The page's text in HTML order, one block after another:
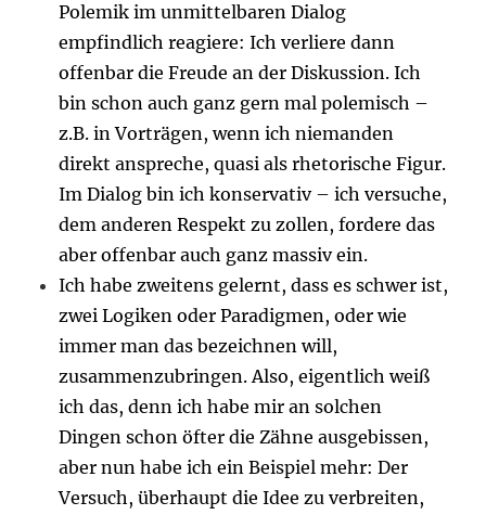
Polemik im unmittelbaren Dialog
empfindlich reagiere: Ich verliere dann
offenbar die Freude an der Diskussion. Ich
bin schon auch ganz gern mal polemisch –
z.B. in Vorträgen, wenn ich niemanden
direkt anspreche, quasi als rhetorische Figur.
Im Dialog bin ich konservativ – ich versuche,
dem anderen Respekt zu zollen, fordere das
aber offenbar auch ganz massiv ein.
Ich habe zweitens gelernt, dass es schwer ist,
zwei Logiken oder Paradigmen, oder wie
immer man das bezeichnen will,
zusammenzubringen. Also, eigentlich weiß
ich das, denn ich habe mir an solchen
Dingen schon öfter die Zähne ausgebissen,
aber nun habe ich ein Beispiel mehr: Der
Versuch, überhaupt die Idee zu verbreiten,